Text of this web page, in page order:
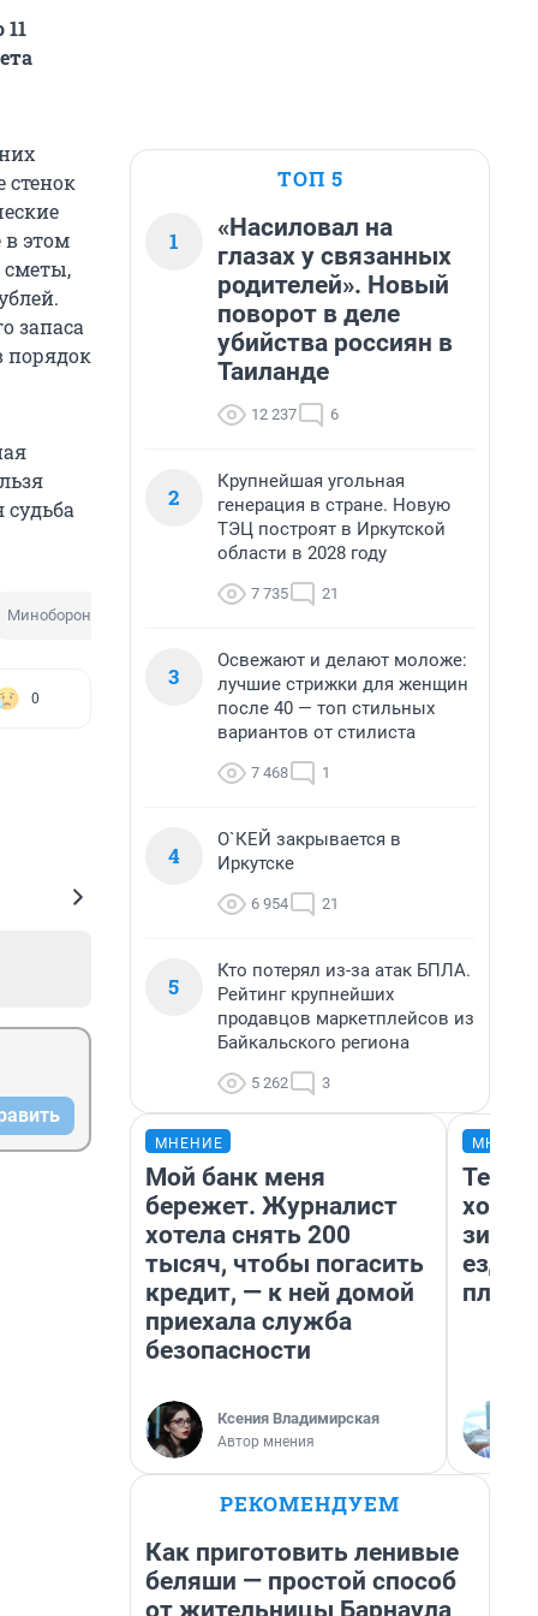
стенок
этом
сметы,
запаса
порядок
Минобороны
0
ТОП 5
1
«Насиловал на
глазах у связанных
родителей». Новый
поворот в деле
убийства россиян в
Таиланде
12 237 6
2
Крупнейшая угольная
генерация в стране. Новую
ТЭЦ построят в Иркутской
области в 2028 году
7 735 21
3
Освежают и делают моложе:
лучшие стрижки для женщин
после 40 — топ стильных
вариантов от стилиста
7 468 1
4
О`КЕЙ закрывается в
Иркутске
6 954 21
5
Кто потерял из-за атак БПЛА.
Рейтинг крупнейших
продавцов маркетплейсов из
Байкальского региона
5 262 3
МНЕНИЕ
Мой банк меня
бережет. Журналист
хотела снять 200
тысяч, чтобы погасить
кредит, — к ней домой
приехала служба
безопасности
Ксения Владимирская
Автор мнения
ездит
РЕКОМЕНДУЕМ
Как приготовить ленивые
беляши — простой способ
от жительницы Барнаула